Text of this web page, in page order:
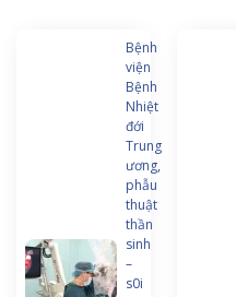
Bệnh
viện
Bệnh
Nhiệt
đới
Trung
ương,
phẫu
thuật
thần
sinh
–
s0i